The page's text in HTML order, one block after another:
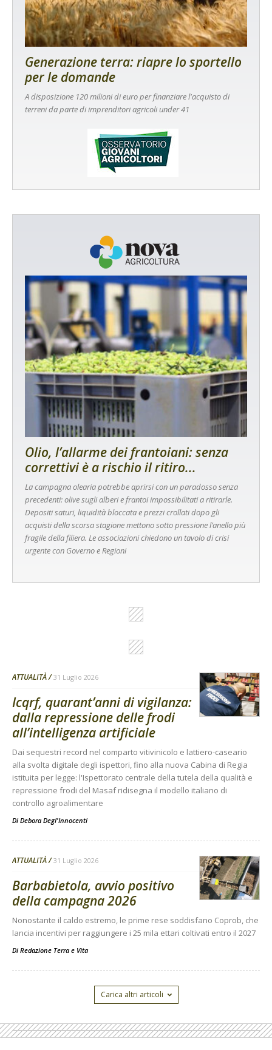
Generazione terra: riapre lo sportello
per le domande
A disposizione 120 milioni di euro per finanziare l'acquisto di
terreni da parte di imprenditori agricoli under 41
Olio, l’allarme dei frantoiani: senza
correttivi è a rischio il ritiro...
La campagna olearia potrebbe aprirsi con un paradosso senza
precedenti: olive sugli alberi e frantoi impossibilitati a ritirarle.
Depositi saturi, liquidità bloccata e prezzi crollati dopo gli
acquisti della scorsa stagione mettono sotto pressione l’anello più
fragile della filiera. Le associazioni chiedono un tavolo di crisi
urgente con Governo e Regioni
ATTUALITÀ 31 Luglio 2026
Icqrf, quarant’anni di vigilanza:
dalla repressione delle frodi
all’intelligenza artificiale
Dai sequestri record nel comparto vitivinicolo e lattiero-caseario
alla svolta digitale degli ispettori, fino alla nuova Cabina di Regia
istituita per legge: l'Ispettorato centrale della tutela della qualità e
repressione frodi del Masaf ridisegna il modello italiano di
controllo agroalimentare
Di Debora Degl'Innocenti
ATTUALITÀ 31 Luglio 2026
Barbabietola, avvio positivo
della campagna 2026
Nonostante il caldo estremo, le prime rese soddisfano Coprob, che
lancia incentivi per raggiungere i 25 mila ettari coltivati entro il 2027
Di Redazione Terra e Vita
Carica altri articoli